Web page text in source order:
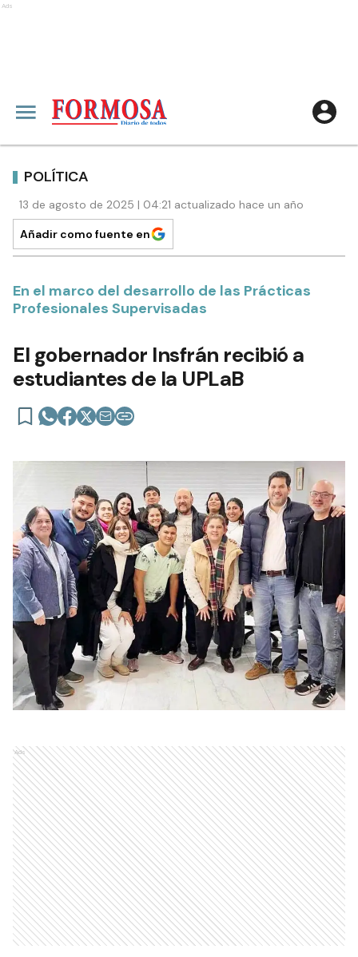
Ads
POLÍTICA
13 de agosto de 2025 | 04:21 actualizado hace un año
Añadir como fuente en
En el marco del desarrollo de las Prácticas
Profesionales Supervisadas
El gobernador Insfrán recibió a
estudiantes de la UPLaB
Ads